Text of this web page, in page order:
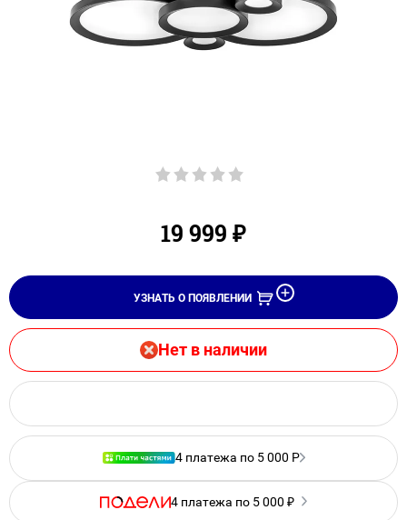
19 999 ₽
УЗНАТЬ О ПОЯВЛЕНИИ
Нет в наличии
4 платежа по 5 000 ₽
4 платежа по 5 000 Р